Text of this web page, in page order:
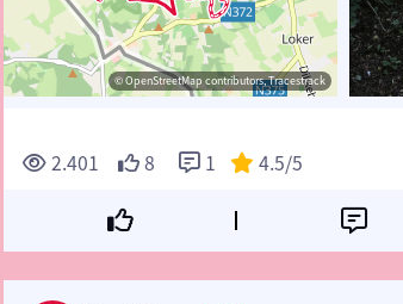
© OpenStreetMap contributors, Tracestrack
© OpenStreetMap contributors, Tracestrack
2.401 8 1 4.5/5